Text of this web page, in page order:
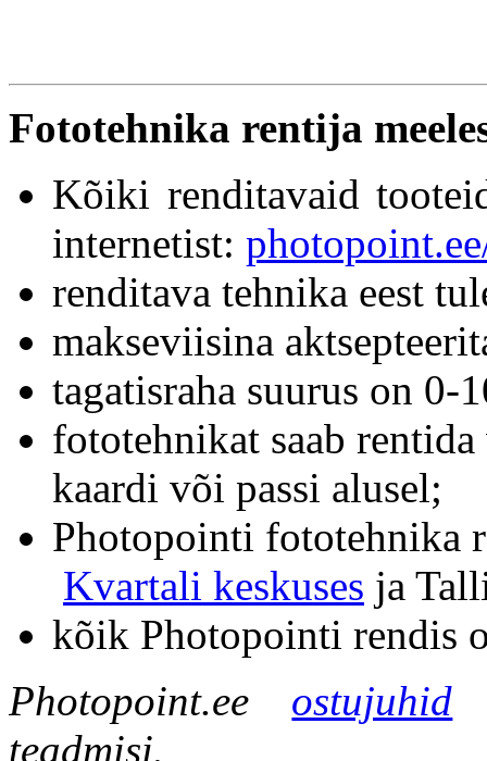
Fototehnika rentija
Kõiki renditavaid
internetist:
renditava tehnika eest
makseviisina
tagatisraha suurus on 0-
fototehnikat saab
kaardi või passi alusel;
Photopointi fototehnika
Kvartali keskuses ja
kõik Photopointi rendis
Photopoint.ee ostujuhid
teadmisi.